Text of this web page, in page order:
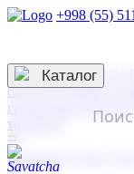
+998 (55)
3D гравировка
смолой (Doming)
гравировка твердая
тиснение
☰
Контакты
Каталог